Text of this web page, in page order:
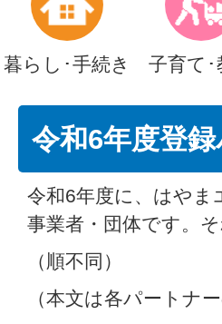
暮らし･手続き 子育て･
令和6年度登
令和6年度に、はや
事業者・団体です。
（順不同）
（本文は各パートナ